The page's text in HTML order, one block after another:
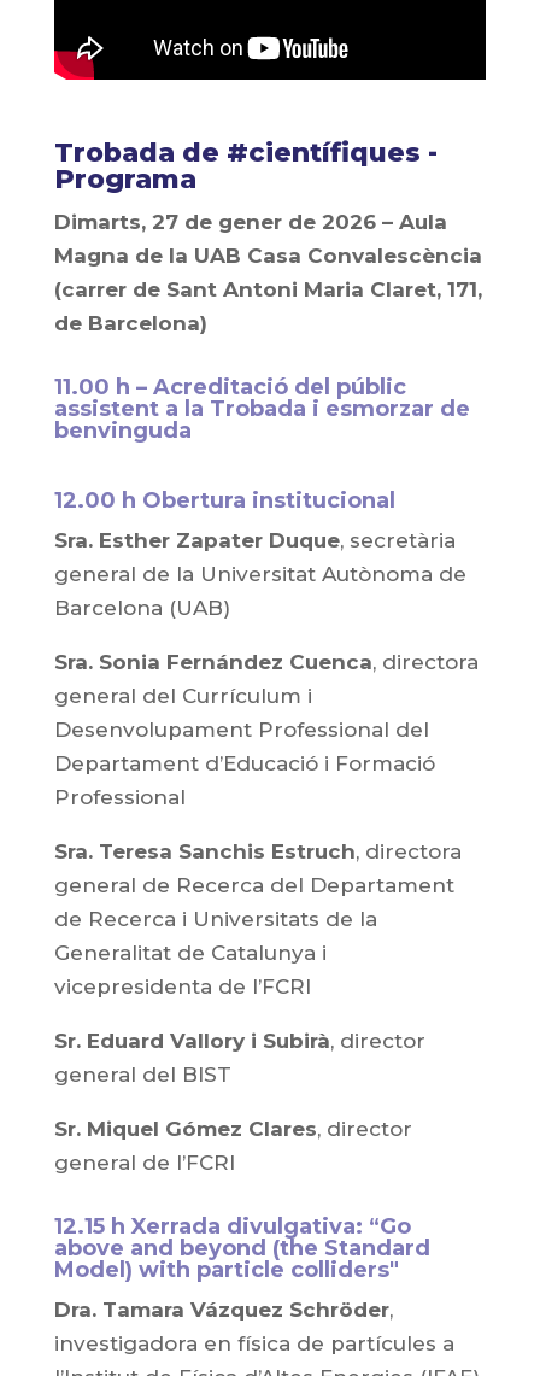
Trobada de #científiques -
Programa
Dimarts, 27 de gener de 2026 – Aula
Magna de la UAB Casa Convalescència
(carrer de Sant Antoni Maria Claret, 171,
de Barcelona)
11.00 h – Acreditació del públic
assistent a la Trobada i esmorzar de
benvinguda
12.00 h Obertura institucional
Sra. Esther Zapater Duque, secretària
general de la Universitat Autònoma de
Barcelona (UAB)
Sra. Sonia Fernández Cuenca, directora
general del Currículum i
Desenvolupament Professional del
Departament d’Educació i Formació
Professional
Sra. Teresa Sanchis Estruch, directora
general de Recerca del Departament
de Recerca i Universitats de la
Generalitat de Catalunya i
vicepresidenta de l’FCRI
Sr. Eduard Vallory i Subirà, director
general del BIST
Sr. Miquel Gómez Clares, director
general de l’FCRI
12.15 h Xerrada divulgativa: “Go
above and beyond (the Standard
Model) with particle colliders"
Dra. Tamara Vázquez Schröder,
investigadora en física de partícules a